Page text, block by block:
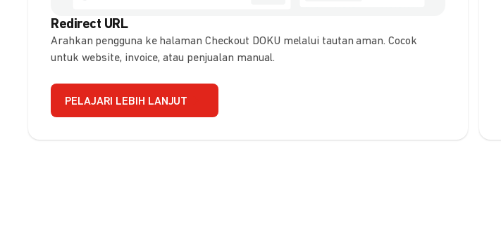
Redirect URL
Arahkan pengguna ke halaman Checkout DOKU melalui tautan aman. Cocok
untuk website, invoice, atau penjualan manual.
PELAJARI LEBIH LANJUT